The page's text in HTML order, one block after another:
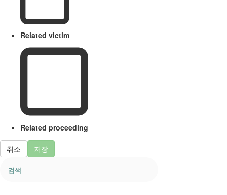
Related victim
Related proceeding
취소 저장